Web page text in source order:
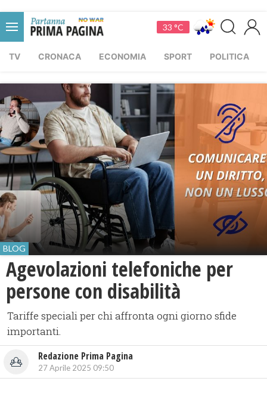
33 °C
TV CRONACA ECONOMIA SPORT POLITICA
BLOG
Agevolazioni telefoniche per
persone con disabilità
Tariffe speciali per chi affronta ogni giorno sfide
importanti.
Redazione Prima Pagina
27 Aprile 2025 09:50